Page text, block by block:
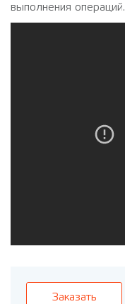
выполнения операций.
Заказать